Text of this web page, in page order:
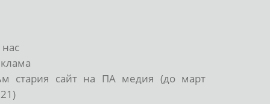
нас
стария сайт на ПА медия (до март